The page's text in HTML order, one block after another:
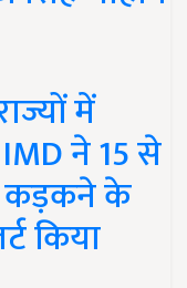
में
ने 15 से
कड़कने के
किया